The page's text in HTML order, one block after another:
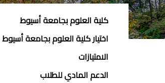
ABOUT
FACULTY
ENGINEERING
كلية العلوم بجامعة أسيوط
اختيار كلية العلوم بجامعة أسيوط
الامتيازات
الدعم المادي للطلاب